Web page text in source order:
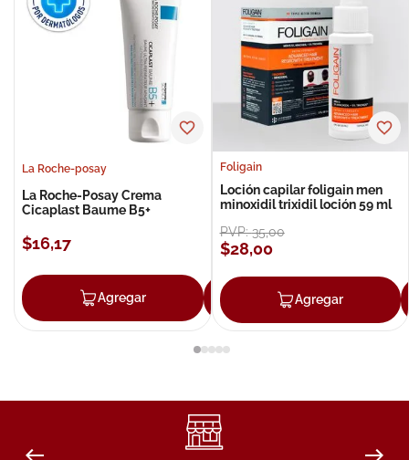
La Roche-posay
La Roche-Posay Crema
Cicaplast Baume B5+
$16,17
Agregar Agregar
Foligain
Loción capilar foligain men
minoxidil trixidil loción 59 ml
PVP:35,00
$28,00
Agregar